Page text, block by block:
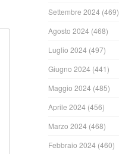
Settembre 2024 (469)
Agosto 2024 (468)
Luglio 2024 (497)
Giugno 2024 (441)
Maggio 2024 (485)
Aprile 2024 (456)
Marzo 2024 (468)
Febbraio 2024 (460)